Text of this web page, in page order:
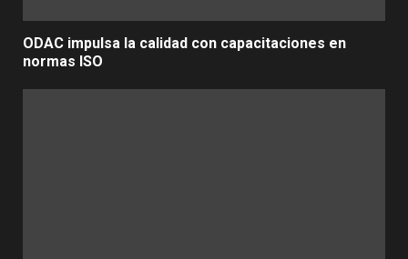
ODAC impulsa la calidad con capacitaciones en
normas ISO